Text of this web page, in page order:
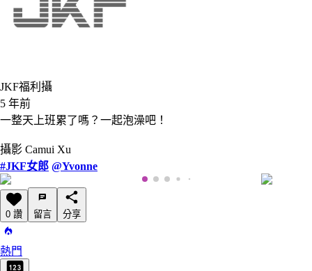
JKF福利攝
5 年前
一整天上班累了嗎？一起泡澡吧！
攝影 Camui Xu
#JKF女郎 @Yvonne
0 讚 留言 分享
熱門